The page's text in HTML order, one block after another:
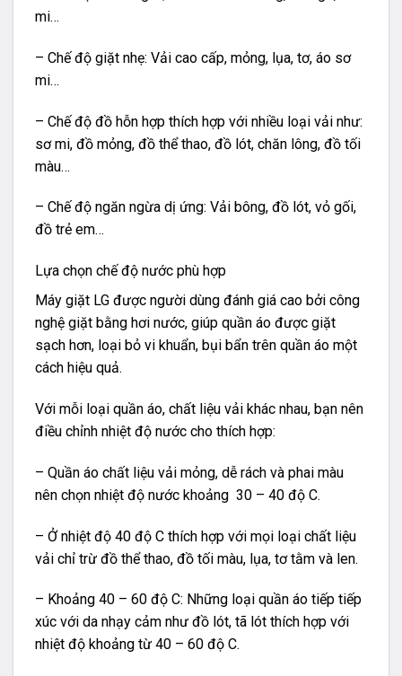
mi…
– Chế độ giặt nhẹ: Vải cao cấp, mỏng, lụa, tơ, áo sơ
mi…
– Chế độ đồ hỗn hợp thích hợp với nhiều loại vải như:
sơ mi, đồ mỏng, đồ thể thao, đồ lót, chăn lông, đồ tối
màu…
– Chế độ ngăn ngừa dị ứng: Vải bông, đồ lót, vỏ gối,
đồ trẻ em…
Lựa chọn chế độ nước phù hợp
Máy giặt LG được người dùng đánh giá cao bởi công
nghệ giặt bằng hơi nước, giúp quần áo được giặt
sạch hơn, loại bỏ vi khuẩn, bụi bẩn trên quần áo một
cách hiệu quả.
Với mỗi loại quần áo, chất liệu vải khác nhau, bạn nên
điều chỉnh nhiệt độ nước cho thích hợp:
– Quần áo chất liệu vải mỏng, dễ rách và phai màu
nên chọn nhiệt độ nước khoảng 30 – 40 độ C.
– Ở nhiệt độ 40 độ C thích hợp với mọi loại chất liệu
vải chỉ trừ đồ thể thao, đồ tối màu, lụa, tơ tằm và len.
– Khoảng 40 – 60 độ C: Những loại quần áo tiếp tiếp
xúc với da nhạy cảm như đồ lót, tã lót thích hợp với
nhiệt độ khoảng từ 40 – 60 độ C.